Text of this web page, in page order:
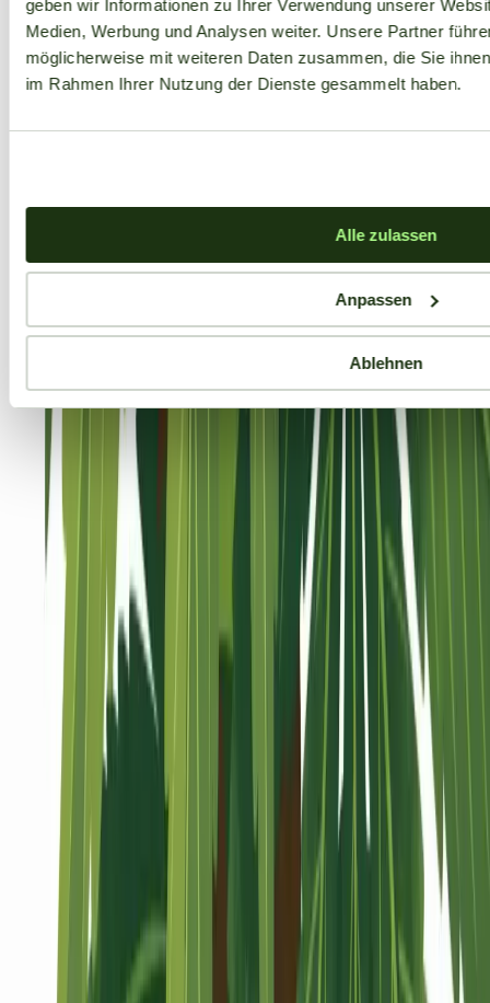
geben wir Informationen zu Ihrer Verwendung unserer
Medien, Werbung und Analysen weiter. Unsere Partner
möglicherweise mit weiteren Daten zusammen, die Sie
im Rahmen Ihrer Nutzung der Dienste gesammelt haben.
Alle zulassen
Anpassen
Ablehnen
Seedbanks